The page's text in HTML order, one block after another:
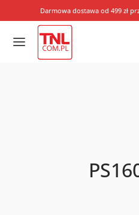
Darmowa dostawa od 499 zł